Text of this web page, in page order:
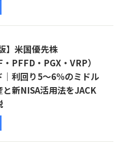
】米国優先株
PFFD・PGX・VRP）
｜利回り5〜6%のミドル
と新NISA活用法をJACK